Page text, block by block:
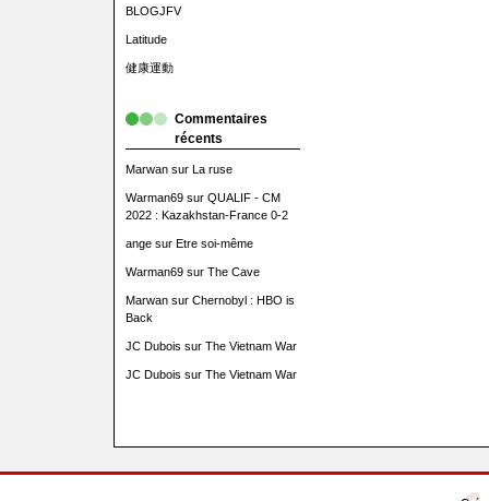
BLOGJFV
Latitude
健康運動
Commentaires
récents
Marwansur La ruse
Warman69sur QUALIF - CM
2022 : Kazakhstan-France 0-2
angesur Etre soi-même
Warman69sur The Cave
Marwansur Chernobyl : HBO is
Back
JC Dubois sur The Vietnam War
JC Dubois sur The Vietnam War